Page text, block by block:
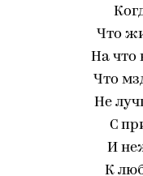
Что
На что
Что
Не
С
И
К